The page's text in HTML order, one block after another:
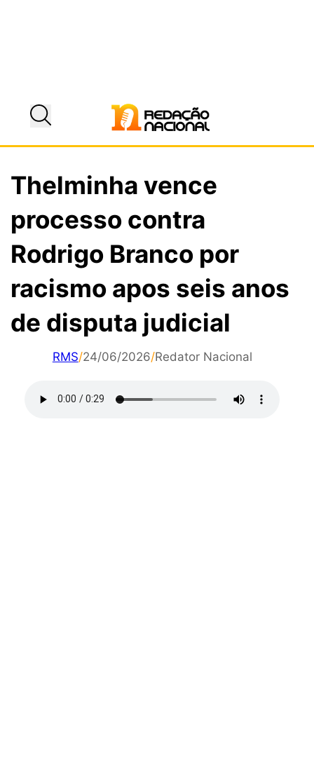
Thelminha vence
processo contra
Rodrigo Branco por
racismo apos seis anos
de disputa judicial
RMS/24/06/2026/Redator Nacional